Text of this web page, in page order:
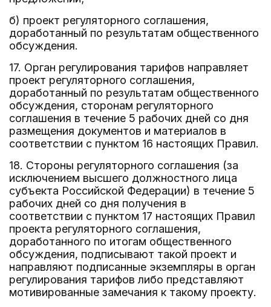
б) проект регуляторного соглашения,
доработанный по результатам общественного
обсуждения.
17. Орган регулирования тарифов направляет
проект регуляторного соглашения,
доработанный по результатам общественного
обсуждения, сторонам регуляторного
соглашения в течение 5 рабочих дней со дня
размещения документов и материалов в
соответствии с пунктом 16 настоящих Правил.
18. Стороны регуляторного соглашения (за
исключением высшего должностного лица
субъекта Российской Федерации) в течение 5
рабочих дней со дня получения в
соответствии с пунктом 17 настоящих Правил
проекта регуляторного соглашения,
доработанного по итогам общественного
обсуждения, подписывают такой проект и
направляют подписанные экземпляры в орган
регулирования тарифов либо представляют
мотивированные замечания к такому проекту.